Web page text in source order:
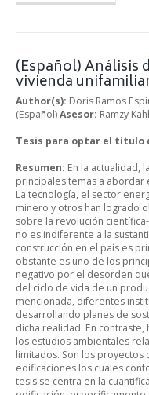
(Español) Análisis
vivienda
Author(s): Doris Ramos
(Español)Asesor: Ramzy
Tesis para optar el título
Resumen: En la actualidad,
principales temas a abordar
La tecnología, el sector
minero y otros han logrado
sobre la revolución
no es indiferente a la
construcción en el país es
obstante es uno de los
negativo por el desorden
del ciclo de vida de un
mencionada, diferentes
desarrollando planes de
dicha realidad. En
los estudios ambientales
limitados. Son los proyectos
edificaciones los cuales
tesis se centra en la